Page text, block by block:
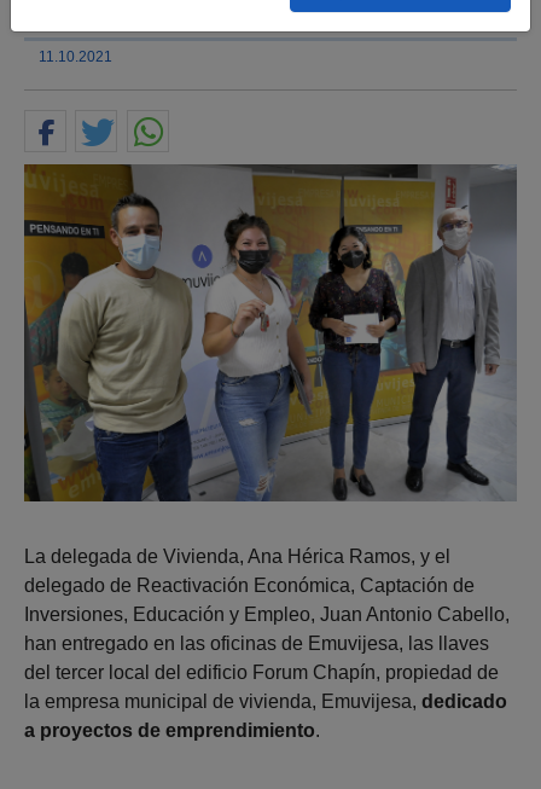
11.10.2021
La delegada de Vivienda, Ana Hérica Ramos, y el
delegado de Reactivación Económica, Captación de
Inversiones, Educación y Empleo, Juan Antonio Cabello,
han entregado en las oficinas de Emuvijesa, las llaves
del tercer local del edificio Forum Chapín, propiedad de
la empresa municipal de vivienda, Emuvijesa, dedicado
a proyectos de emprendimiento.